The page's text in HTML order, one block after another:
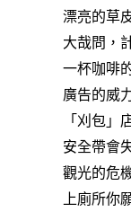
漂亮的草
大哉問，
一杯咖啡
廣告的威
「刈包」
安全帶會
觀光的危
上廁所你